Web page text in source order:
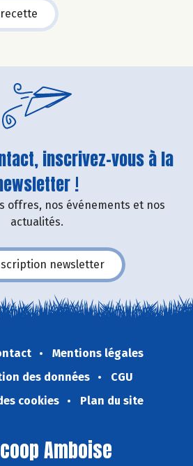
inscrivez-vous à la
!
offres, nos événements et nos
actualités.
newsletter
Mentions légales
des données
CGU
cookies
Plan du site
Amboise